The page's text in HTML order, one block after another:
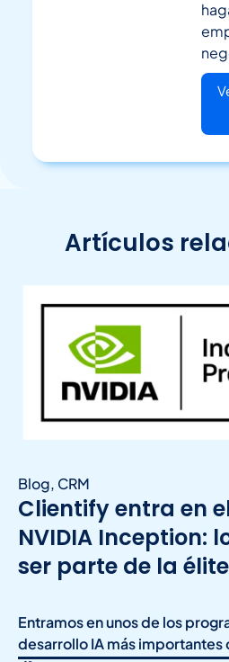
Artículos
Blog, CRM
Clientify entra en
NVIDIA Inception:
ser parte de la
Entramos en unos de los
desarrollo IA más importantes